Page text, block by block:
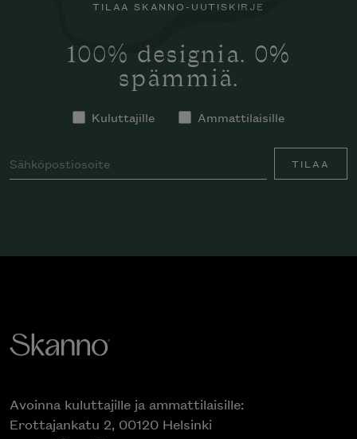
TILAA SKANNO-UUTISKIRJE
100% designia. 0%
spämmiä.
Kuluttajille Ammattilaisille
TILAA
Avoinna kuluttajille ja ammattilaisille:
Erottajankatu 2, 00120 Helsinki